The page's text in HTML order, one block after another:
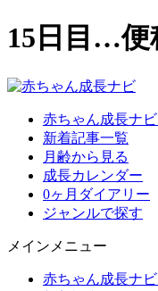
15日目…便
赤ちゃん成長ナ
新着記事一覧
月齢から見る
成長カレンダー
0ヶ月ダイアリー
ジャンルで探す
メインメニュー
赤ちゃん成長ナ